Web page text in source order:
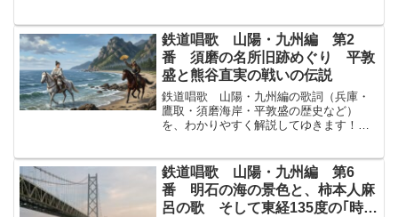
社しょうこんしゃ雲か霞かすみか夕ぞら
にみゆるは阿蘇あその遠...
鉄道唱歌 山陽・九州編 第2
番 須磨の名所旧跡めぐり 平敦
盛と熊谷直実の戦いの伝説
鉄道唱歌 山陽・九州編の歌詞（兵庫・
鷹取・須磨海岸・平敦盛の歴史など）
を、わかりやすく解説してゆきます！ま
ゅうせきかずおほし平家へいけの若武者
わかむしゃ敦盛あつもりが討...
鉄道唱歌 山陽・九州編 第6
番 明石の海の景色と、柿本人麻
呂の歌 そして東経135度の｢時間